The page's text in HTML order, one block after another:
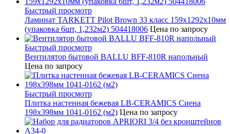
Быстрый просмотр
Ламинат TARKETT Pilot Brown 33 класс 159х1292х10мм
(упаковка 6шт, 1,232м2) 504418006 Цена по запросу
Быстрый просмотр
Вентилятор бытовой BALLU BFF-810R напольный
Цена по запросу
Быстрый просмотр
Плитка настенная бежевая LB-CERAMICS Сиена
198x398мм 1041-0162 (м2) Цена по запросу